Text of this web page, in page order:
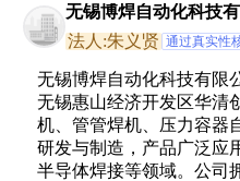
无锡博焊自动化科技
法人:朱义贤 通过真实性
无锡博焊自动化科技有限
无锡惠山经济开发区华清
机、管管焊机、压力容器
研发与制造，产品广泛应
半导体焊接等领域。公司